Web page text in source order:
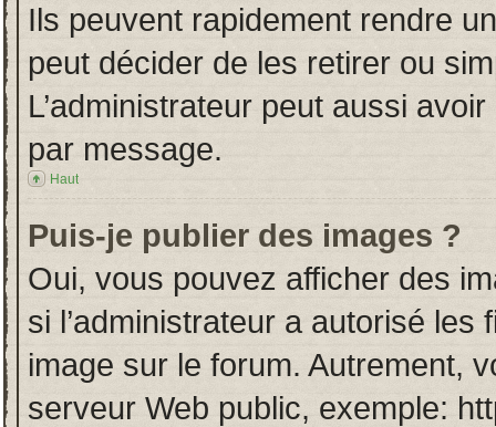
Ils peuvent rapidement rendre
peut décider de les retirer ou
L’administrateur peut aussi
par message.
Haut
Puis-je publier des images ?
Oui, vous pouvez afficher des
si l’administrateur a autorisé
image sur le forum. Autrement,
serveur Web public, exemple: